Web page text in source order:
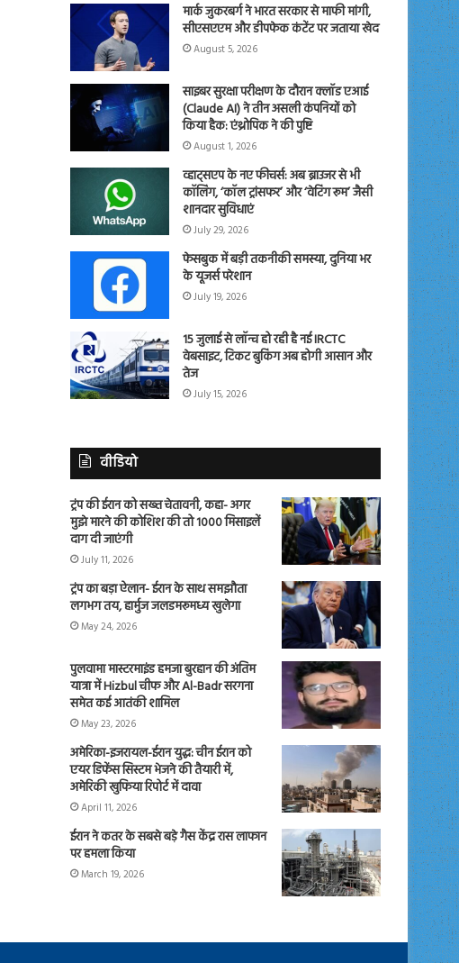
मार्क जुकरबर्ग ने भारत सरकार से माफी मांगी,
सीएसएएम और डीपफेक कंटेंट पर जताया खेद
August 5, 2026
साइबर सुरक्षा परीक्षण के दौरान क्लॉड एआई
(Claude AI) ने तीन असली कंपनियों को
किया हैक: एंथ्रोपिक ने की पुष्टि
August 1, 2026
व्हाट्सएप के नए फीचर्स: अब ब्राउजर से भी
कॉलिंग, ‘कॉल ट्रांसफर’ और ‘वेटिंग रूम’ जैसी
शानदार सुविधाएं
July 29, 2026
फेसबुक में बड़ी तकनीकी समस्या, दुनिया भर
के यूजर्स परेशान
July 19, 2026
15 जुलाई से लॉन्च हो रही है नई IRCTC
वेबसाइट, टिकट बुकिंग अब होगी आसान और
तेज
July 15, 2026
वीडियो
ट्रंप की ईरान को सख्त चेतावनी, कहा- अगर
मुझे मारने की कोशिश की तो 1000 मिसाइलें
दाग दी जाएंगी
July 11, 2026
ट्रंप का बड़ा ऐलान- ईरान के साथ समझौता
लगभग तय, हार्मुज जलडमरूमध्य खुलेगा
May 24, 2026
पुलवामा मास्टरमाइंड हमजा बुरहान की अंतिम
यात्रा में Hizbul चीफ और Al-Badr सरगना
समेत कई आतंकी शामिल
May 23, 2026
अमेरिका-इजरायल-ईरान युद्ध: चीन ईरान को
एयर डिफेंस सिस्टम भेजने की तैयारी में,
अमेरिकी खुफिया रिपोर्ट में दावा
April 11, 2026
ईरान ने कतर के सबसे बड़े गैस केंद्र रास लाफान
पर हमला किया
March 19, 2026